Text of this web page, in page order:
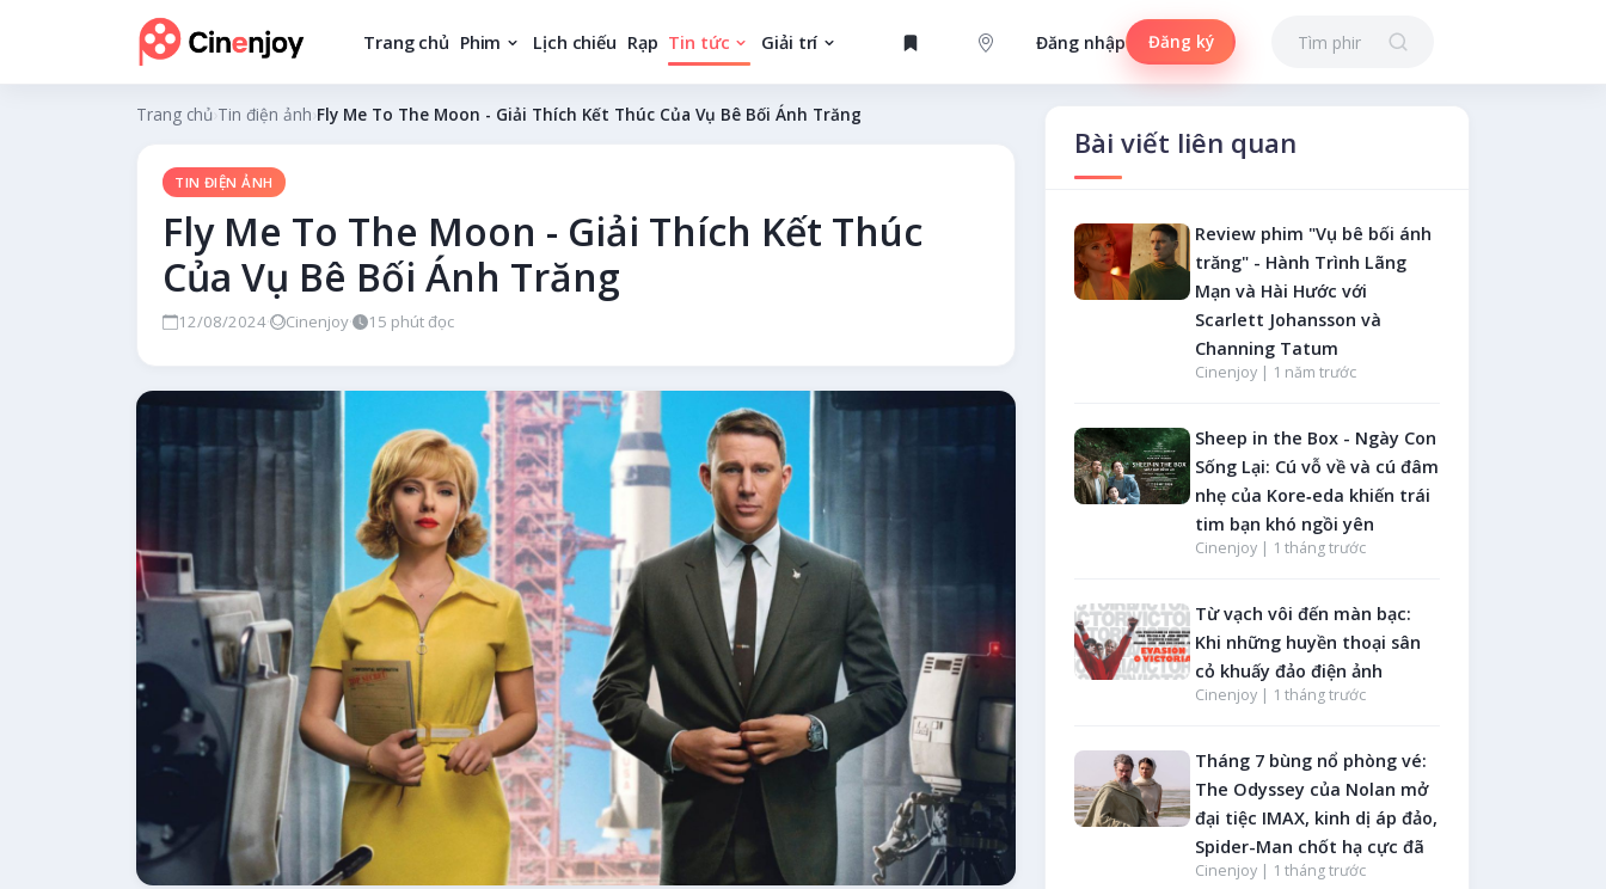
Trang chủ Phim Lịch chiếu Rạp Tin tức Giải trí
MỚI
Đăng nhập Đăng ký
Trang chủ Tin điện ảnh Fly Me To The Moon - Giải Thích Kết Thúc Của Vụ Bê Bối Ánh Trăng
TIN ĐIỆN ẢNH
Fly Me To The Moon - Giải Thích Kết Thúc
Của Vụ Bê Bối Ánh Trăng
12/08/2024· Cinenjoy· 15 phút đọc
Bài viết liên quan
Review phim "Vụ bê bối ánh
trăng" - Hành Trình Lãng
Mạn và Hài Hước với
Scarlett Johansson và
Channing Tatum
Cinenjoy | 1 năm trước
Sheep in the Box - Ngày Con
Sống Lại: Cú vỗ về và cú đâm
nhẹ của Kore‑eda khiến trái
tim bạn khó ngồi yên
Cinenjoy | 1 tháng trước
Từ vạch vôi đến màn bạc:
Khi những huyền thoại sân
cỏ khuấy đảo điện ảnh
Cinenjoy | 1 tháng trước
Tháng 7 bùng nổ phòng vé:
The Odyssey của Nolan mở
đại tiệc IMAX, kinh dị áp đảo,
Spider-Man chốt hạ cực đã
Cinenjoy | 1 tháng trước